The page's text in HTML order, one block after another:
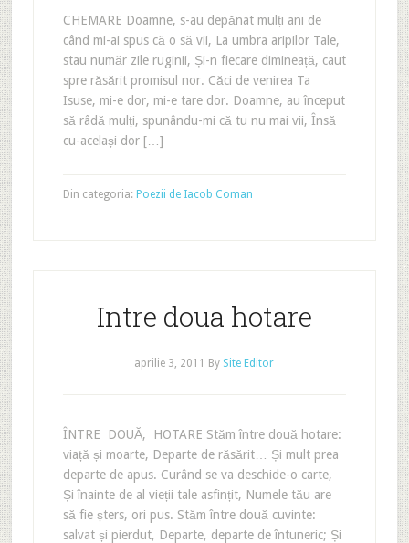
CHEMARE Doamne, s-au depănat mulți ani de
când mi-ai spus că o să vii, La umbra aripilor Tale,
stau număr zile ruginii, Și-n fiecare dimineață, caut
spre răsărit promisul nor. Căci de venirea Ta
Isuse, mi-e dor, mi-e tare dor. Doamne, au început
să râdă mulți, spunându-mi că tu nu mai vii, Însă
cu-același dor […]
Din categoria: Poezii de Iacob Coman
Intre doua hotare
aprilie 3, 2011 By Site Editor
ÎNTRE DOUĂ‚ HOTARE Stăm între două hotare:
viață și moarte, Departe de răsărit… Și mult prea
departe de apus. Curând se va deschide-o carte,
Și înainte de al vieții tale asfințit, Numele tău are
să fie șters, ori pus. Stăm între două cuvinte:
salvat și pierdut, Departe, departe de întuneric; Și